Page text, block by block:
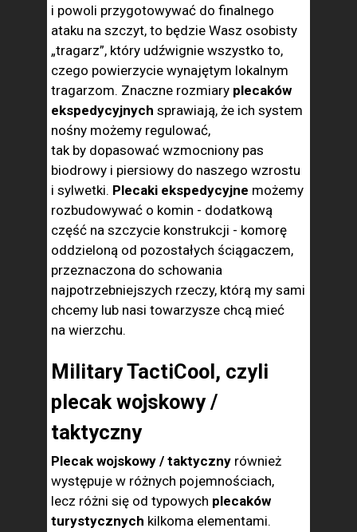
i powoli przygotowywać do finalnego
ataku na szczyt, to będzie Wasz osobisty
„tragarz”, który udźwignie wszystko to,
czego powierzycie wynajętym lokalnym
tragarzom. Znaczne rozmiary plecaków
ekspedycyjnych sprawiają, że ich system
nośny możemy regulować,
tak by dopasować wzmocniony pas
biodrowy i piersiowy do naszego wzrostu
i sylwetki. Plecaki ekspedycyjne możemy
rozbudowywać o komin - dodatkową
część na szczycie konstrukcji - komorę
oddzieloną od pozostałych ściągaczem,
przeznaczona do schowania
najpotrzebniejszych rzeczy, którą my sami
chcemy lub nasi towarzysze chcą mieć
na wierzchu.
Military TactiCool, czyli
plecak wojskowy /
taktyczny
Plecak wojskowy / taktyczny również
występuje w różnych pojemnościach,
lecz różni się od typowych plecaków
turystycznych kilkoma elementami.